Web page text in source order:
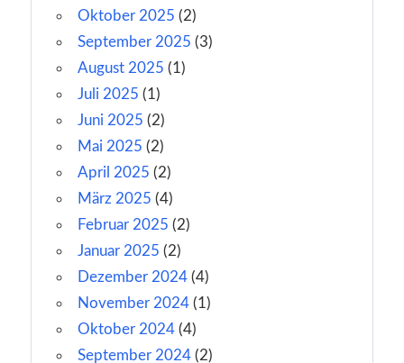
Oktober 2025 (2)
September 2025 (3)
August 2025 (1)
Juli 2025 (1)
Juni 2025 (2)
Mai 2025 (2)
April 2025 (2)
März 2025 (4)
Februar 2025 (2)
Januar 2025 (2)
Dezember 2024 (4)
November 2024 (1)
Oktober 2024 (4)
September 2024 (2)